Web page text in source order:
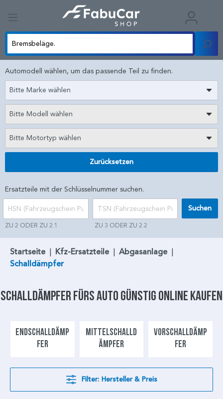
Automodell wählen, um das passende Teil zu finden.
Bitte Marke wählen
Bitte Modell wählen
Bitte Motortyp wählen
Zurücksetzen
Ersatzteile mit der Schlüsselnummer suchen.
ZU 2 ODER ZU 2.1 ZU 3 ODER ZU 2.2
Suchen
Startseite | Kfz-Ersatzteile | Abgasanlage |
Schalldämpfer
Schalldämpfer fürs Auto günstig online kaufen
ENDSCHALLDÄMP
FER
MITTELSCHALLD
ÄMPFER
VORSCHALLDÄMP
FER
Filter: Hersteller & Preis